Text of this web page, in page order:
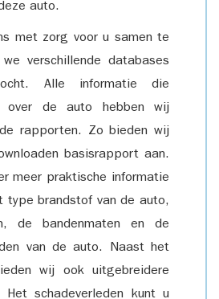
auto.
met zorg voor u samen te
verschillende databases
Alle informatie die
over de auto hebben wij
rapporten. Zo bieden wij
basisrapport aan.
meer praktische informatie
type brandstof van de auto,
de bandenmaten en de
van de auto. Naast het
wij ook uitgebreidere
schadeverleden kunt u